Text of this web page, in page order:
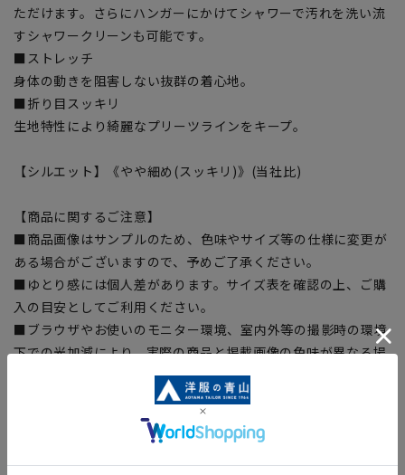
ただけます。さらにハンガーにかけてシャワーで汚れを洗い流
すシャワークリーンも可能です。
■ストレッチ
身体の動きを阻害しない抜群の着心地。
■折り目スッキリ
生地特性により綺麗なプリーツラインをキープ。
【シルエット】《やや細め(スッキリ)》(当社比)
【商品に関するご注意】
■商品画像はサンプルのため、色味やサイズ等の仕様に変更が
ある場合がございますので、予めご了承ください。
■ゆとり感には個人差があります。サイズ表を確認の上、ご購
入の目安としてご利用ください。
■ブラウザやお使いのモニター環境、室内外等の撮影時の環境
下での光加減により、実際の商品と掲載画像の色味が異なる場
■生地や仕様・デザインにより、着用感や実際のサイズ表に若
干の誤差が生じる場合がございます。予めご了承ください。
■店舗や各モールサイトと商品在庫を共有しております関係
上、ご注文いただいたタイミングにより欠品が発生し、ご注文